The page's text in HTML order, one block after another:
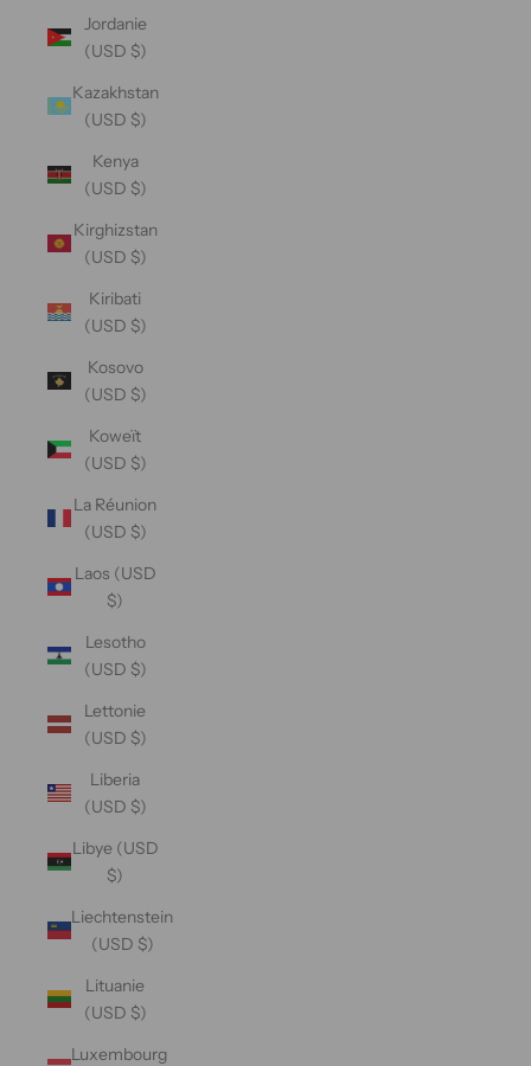
Jordanie
(USD $)
Kazakhstan
(USD $)
Kenya
(USD $)
Kirghizstan
(USD $)
Kiribati
(USD $)
Kosovo
(USD $)
Koweït
(USD $)
La Réunion
(USD $)
Laos (USD
$)
Lesotho
(USD $)
Lettonie
(USD $)
Liberia
(USD $)
Libye (USD
$)
Liechtenstein
(USD $)
Lituanie
(USD $)
Luxembourg